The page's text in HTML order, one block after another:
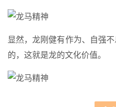
显然，龙刚健有作为、自强
的，这就是龙的文化价值。